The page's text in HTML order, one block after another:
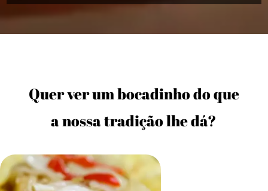
Quer ver um bocadinho do que
a nossa tradição lhe dá?